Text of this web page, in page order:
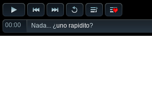
00:00 Nada... ¿uno rapidito?